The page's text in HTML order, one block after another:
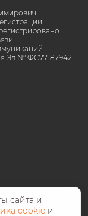
Эл № ФС77-87942.
сайта и
cookie и